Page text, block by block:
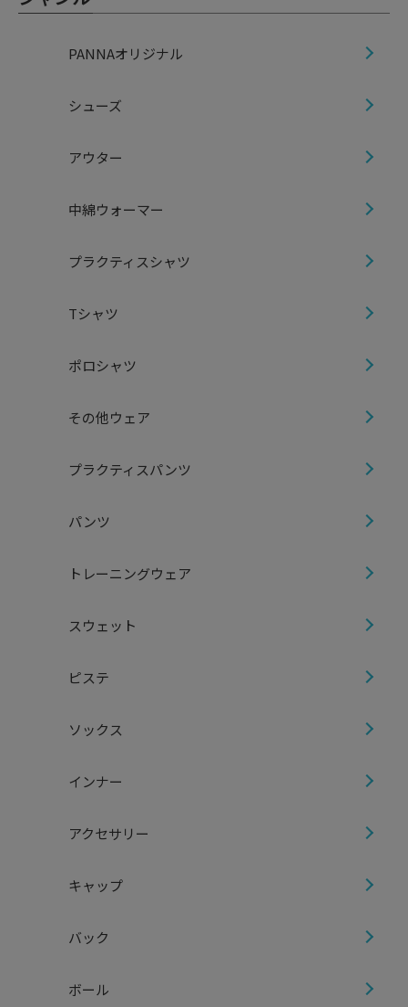
PANNAオリジナル
シューズ
アウター
中綿ウォーマー
プラクティスシャツ
Tシャツ
ポロシャツ
その他ウェア
プラクティスパンツ
パンツ
トレーニングウェア
スウェット
ピステ
ソックス
インナー
アクセサリー
キャップ
バック
ボール